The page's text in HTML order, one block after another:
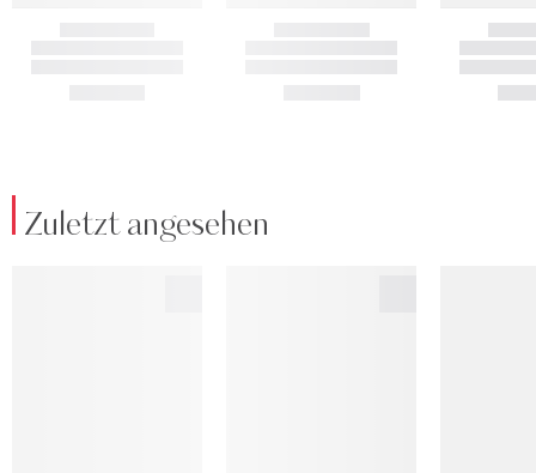
Zuletzt angesehen